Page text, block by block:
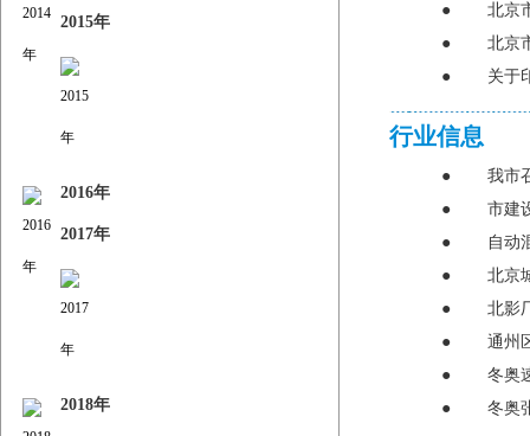
2015年
2016年
2017年
2018年
北京
●
北京
●
关于
●
行业信息
我市
●
市建
●
自动
●
北京
●
北影
●
通州
●
冬奥
●
冬奥
●